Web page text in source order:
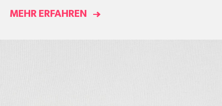
MEHR ERFAHREN